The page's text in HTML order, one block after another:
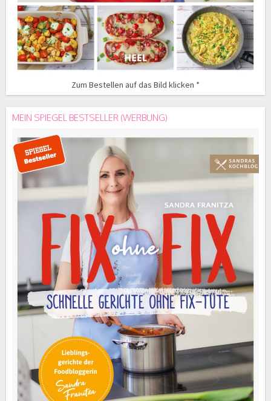
Zum Bestellen auf das Bild klicken *
MEIN SPIEGEL BESTSELLER (WERBUNG)